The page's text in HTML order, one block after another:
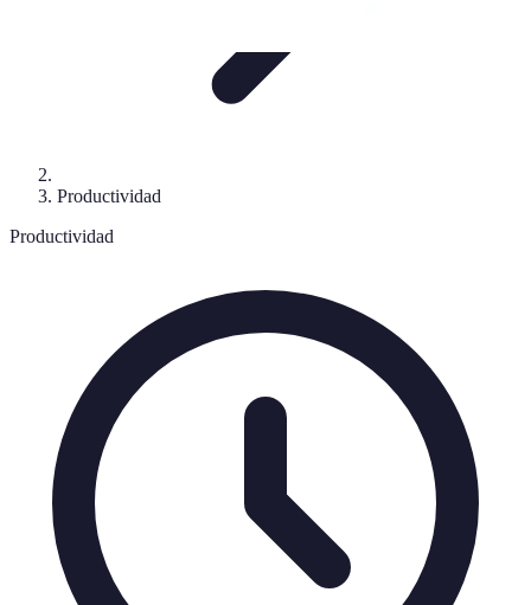
Productividad
Productividad